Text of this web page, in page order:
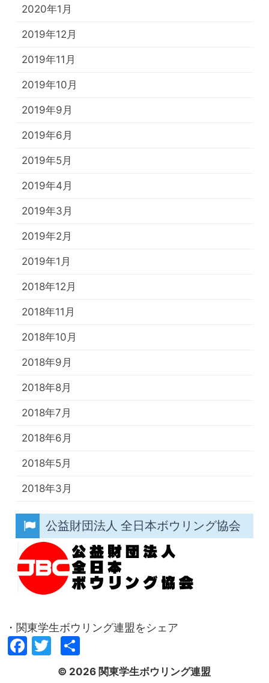
2020年1月
2019年12月
2019年11月
2019年10月
2019年9月
2019年6月
2019年5月
2019年4月
2019年3月
2019年2月
2019年1月
2018年12月
2018年11月
2018年10月
2018年9月
2018年8月
2018年7月
2018年6月
2018年5月
2018年3月
公益財団法人 全日本ボウリング協会
・関東学生ボウリング連盟をシェア
Facebook
Twitter
共
有
© 2026 関東学生ボウリング連盟